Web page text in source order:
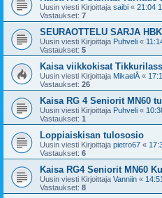
Uusin viesti Kirjoittaja saibi « 21:04
Vastaukset: 7
SEURAOTTELU SARJA
Uusin viesti Kirjoittaja Puhveli «
Vastaukset: 5
Kaisa viikkokisat
Uusin viesti Kirjoittaja MikaelÅ «
Vastaukset: 26
Kaisa RG 4 Seniorit MN60
Uusin viesti Kirjoittaja Puhveli «
Vastaukset: 1
Loppiaiskisan tulososio
Uusin viesti Kirjoittaja pietro67 «
Vastaukset: 6
Kaisa RG4 Seniorit MN60
Uusin viesti Kirjoittaja Vanniin «
Vastaukset: 8